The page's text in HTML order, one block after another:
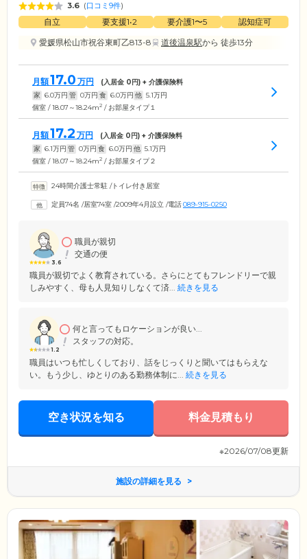
3.6 (口コミ9件)
自立 要支援1•2 要介護1〜5
認知症可
愛媛県松山市祝谷東町乙813-8
道後温泉駅から 徒歩13分
月額17.0 万円 (入居金 0円) + 介護保険料
家 6.0万円 管 0万円 食 6.0万円 他 5.1万円
個室 / 18.07～18.24m2 / お部屋タイプ１
月額17.2 万円 (入居金 0円) + 介護保険料
家 6.1万円 管 0万円 食 6.0万円 他 5.1万円
個室 / 18.07～18.24m2 / お部屋タイプ２
24時間介護士常駐 /トイレ付き居室
定員74名 /居室74室 /2009年4月設立 /電話089-915-0250
3.6
職員が親切
交通の便
職員が親切でよく教育されている。さらにとてもフレンドリーで親
しみやすく、母も人見知りしなくて済... 続きを見る
1.2
何と言ってもロケーションが良い...
スタッフの対応。
職員はいつも忙しくしており、話をじっくりと聞いてはもらえな
い。もう少し、ゆとりのある勤務体制に... 続きを見る
空き状況を知る 料金見積もり
※2026/07/08更新
施設の詳細を見る